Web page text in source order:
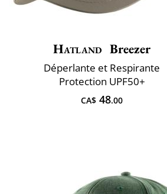
Hatland Breezer
Déperlante et Respirante
Protection UPF50+
CA$ 48.00